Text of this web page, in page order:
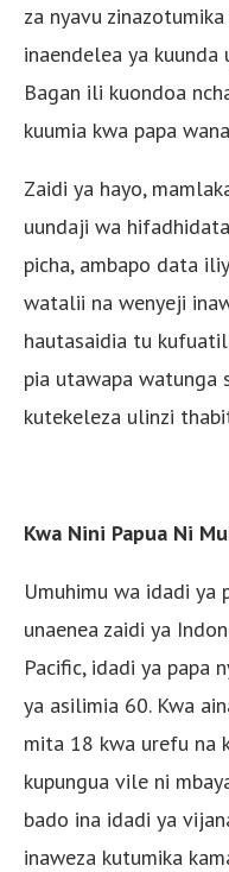
za nyavu
inaendelea ya kuunda
Bagan ili kuondoa
kuumia kwa papa
Zaidi ya hayo,
uundaji wa
picha, ambapo data
watalii na wenyeji
hautasaidia tu
pia utawapa watunga
kutekeleza ulinzi
Kwa Nini Papua Ni
Umuhimu wa idadi ya
unaenea zaidi ya
Pacific, idadi ya papa
ya asilimia 60. Kwa
mita 18 kwa urefu na
kupungua vile ni
bado ina idadi ya
inaweza kutumika